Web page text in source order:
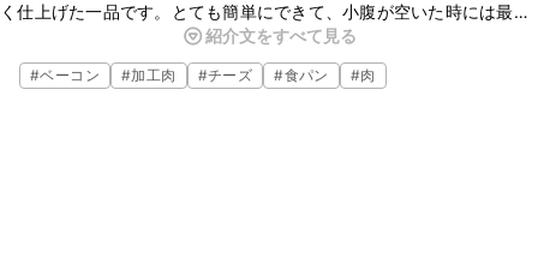
く仕上げた一品です。とても簡単にできて、小腹が空いた時には最適
の一品です。お子様がいるご家庭でもきっと喜ばれるはず！お手軽で
美味しいので、ぜひお試しください！
紹介文をすべて見る
#ベーコン #加工肉 #チーズ #食パン #肉